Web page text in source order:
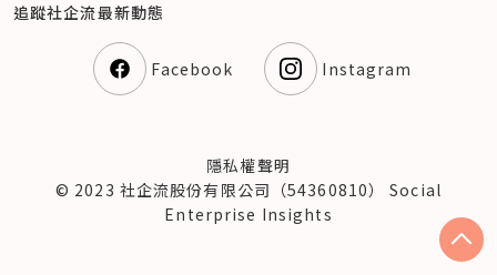
追蹤社企流最新動態
Facebook Instagram
隱私權聲明
© 2023 社企流股份有限公司（54360810） Social
Enterprise Insights